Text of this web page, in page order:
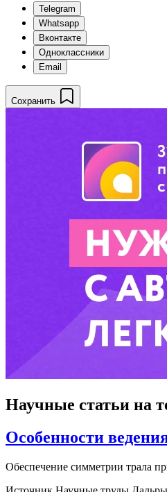
Telegram
Whatsapp
Вконтакте
Одноклассники
Email
Сохранить
Научные статьи на
Особенности
Обеспечение симметрии трала